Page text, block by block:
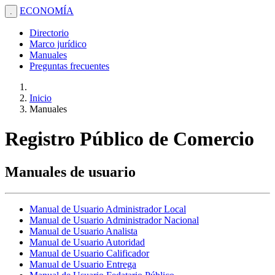
. ECONOMÍA
Directorio
Marco jurídico
Manuales
Preguntas frecuentes
Inicio
Manuales
Registro Público de Comercio
Manuales de usuario
Manual de Usuario Administrador Local
Manual de Usuario Administrador Nacional
Manual de Usuario Analista
Manual de Usuario Autoridad
Manual de Usuario Calificador
Manual de Usuario Entrega